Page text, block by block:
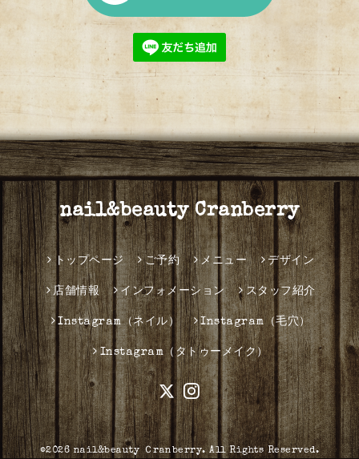
nail&beauty Cranberry
トップページ ご予約 メニュー デザイン
店舗情報 インフォメーション スタッフ紹介
Instagram（ネイル） Instagram（毛穴）
Instagram（タトゥーメイク）
©2026 nail&beauty Ｃranberry. All Rights Reserved.